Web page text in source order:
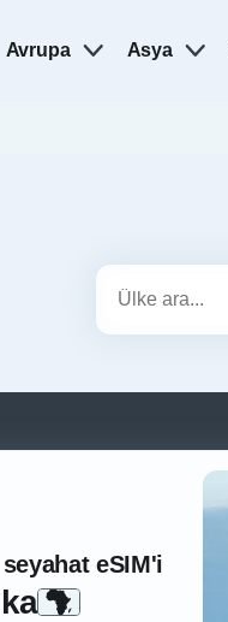
Avrupa Asya
eSIM'i